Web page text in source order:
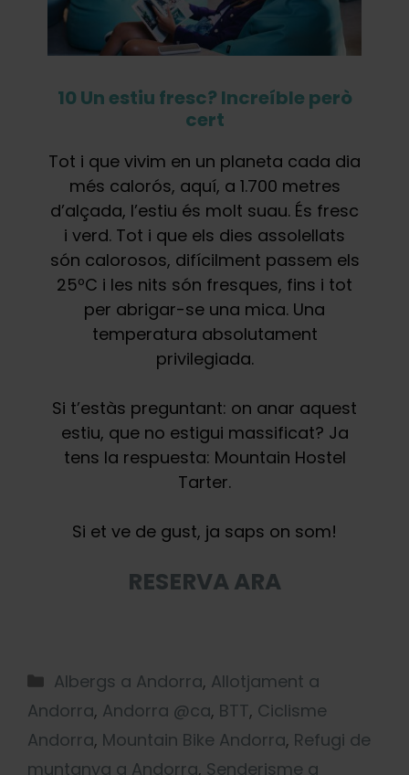
10 Un estiu fresc? Increíble però
cert
Tot i que vivim en un planeta cada dia
més calorós, aquí, a 1.700 metres
d’alçada, l’estiu és molt suau. És fresc
i verd. Tot i que els dies assolellats
són calorosos, difícilment passem els
25ºC i les nits són fresques, fins i tot
per abrigar-se una mica. Una
temperatura absolutament
privilegiada.
Si t’estàs preguntant: on anar aquest
estiu, que no estigui massificat? Ja
tens la respuesta: Mountain Hostel
Tarter.
Si et ve de gust, ja saps on som!
RESERVA ARA
Albergs a Andorra, Allotjament a
Andorra, Andorra @ca, BTT, Ciclisme
Andorra, Mountain Bike Andorra, Refugi de
muntanya a Andorra, Senderisme a